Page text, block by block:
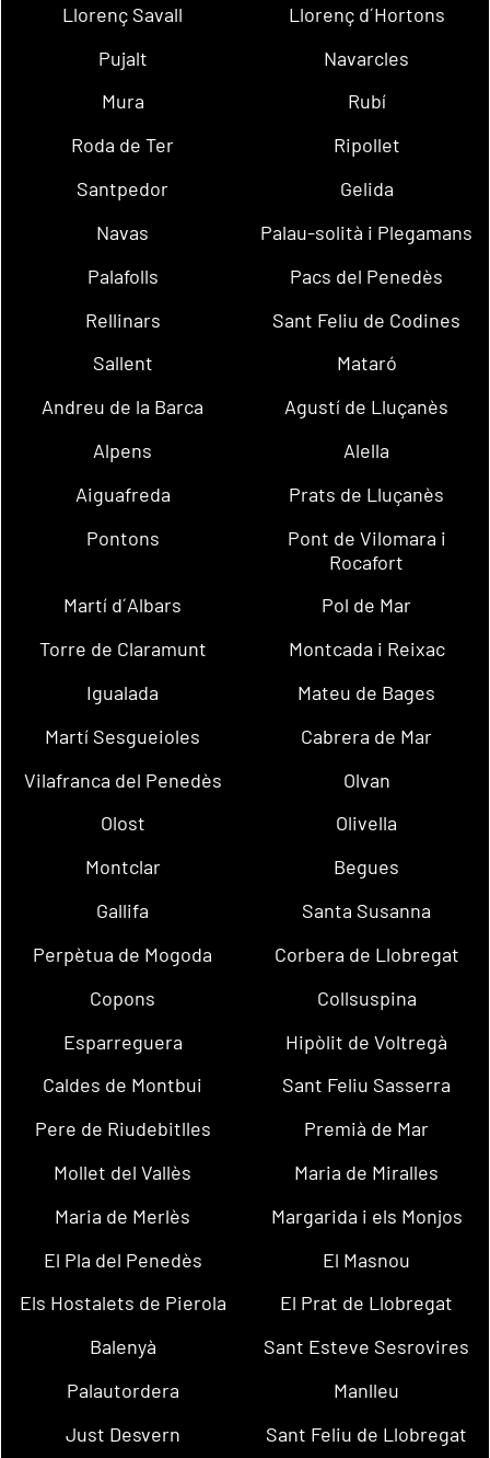
Llorenç Savall
Llorenç d´Hortons
Pujalt
Navarcles
Mura
Rubí
Roda de Ter
Ripollet
Santpedor
Gelida
Navas
Palau-solità i Plegamans
Palafolls
Pacs del Penedès
Rellinars
Sant Feliu de Codines
Sallent
Mataró
Andreu de la Barca
Agustí de Lluçanès
Alpens
Alella
Aiguafreda
Prats de Lluçanès
Pontons
Pont de Vilomara i
Rocafort
Martí d´Albars
Pol de Mar
Torre de Claramunt
Montcada i Reixac
Igualada
Mateu de Bages
Martí Sesgueioles
Cabrera de Mar
Vilafranca del Penedès
Olvan
Olost
Olivella
Montclar
Begues
Gallifa
Santa Susanna
Perpètua de Mogoda
Corbera de Llobregat
Copons
Collsuspina
Esparreguera
Hipòlit de Voltregà
Caldes de Montbui
Sant Feliu Sasserra
Pere de Riudebitlles
Premià de Mar
Mollet del Vallès
Maria de Miralles
Maria de Merlès
Margarida i els Monjos
El Pla del Penedès
El Masnou
Els Hostalets de Pierola
El Prat de Llobregat
Balenyà
Sant Esteve Sesrovires
Palautordera
Manlleu
Just Desvern
Sant Feliu de Llobregat